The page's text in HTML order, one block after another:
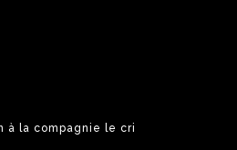
à la compagnie le cri